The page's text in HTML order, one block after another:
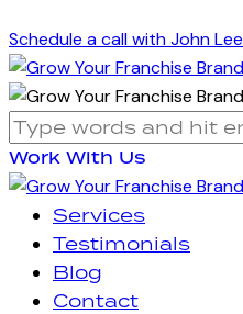
Schedule a call with John Lee
Work With Us
Services
Testimonials
Blog
Contact